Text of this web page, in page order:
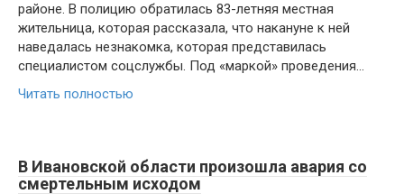
районе. В полицию обратилась 83-летняя местная
жительница, которая рассказала, что накануне к ней
наведалась незнакомка, которая представилась
специалистом соцслужбы. Под «маркой» проведения…
Читать полностью
В Ивановской области произошла авария со
смертельным исходом